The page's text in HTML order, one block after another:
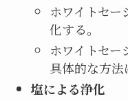
ホワイトセ
化する。
ホワイトセー
具体的な方法
塩による浄化